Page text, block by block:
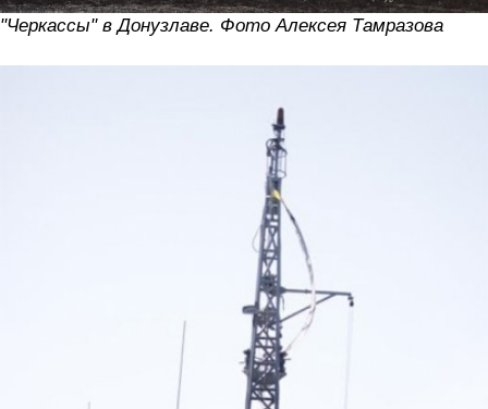
"Черкассы" в Донузлаве. Фото Алексея Тамразова